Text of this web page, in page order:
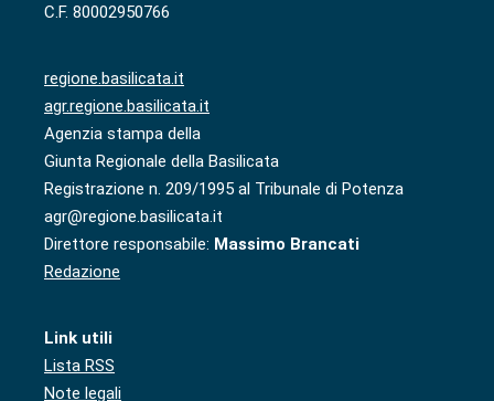
C.F. 80002950766
regione.basilicata.it
agr.regione.basilicata.it
Agenzia stampa della
Giunta Regionale della Basilicata
Registrazione n. 209/1995 al Tribunale di Potenza
agr@regione.basilicata.it
Direttore responsabile: Massimo Brancati
Redazione
Link utili
Lista RSS
Note legali